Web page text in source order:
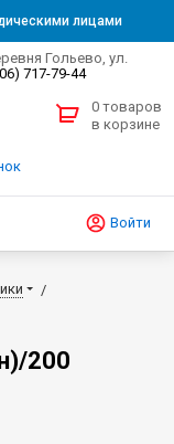
лицами
Гольево, ул.
717-79-44
0 товаров
в корзине
Войти
200